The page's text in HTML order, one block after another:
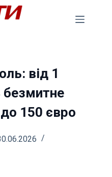
від 1
безмитне
150 євро